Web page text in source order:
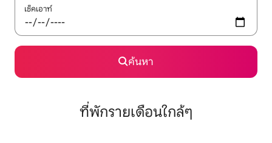
เช็คเอาท์
ค้นหา
ที่พักรายเดือนใกล้ๆ